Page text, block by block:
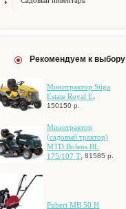
Рекомендуем к выбору
Mинитpaктop Stiga
Estate Royal E,
150150 р.
Mинитpaктop
(caдoвый тpaктop)
MTD Bolens BL
175/107 T, 81585 р.
Pubert MB 50 H